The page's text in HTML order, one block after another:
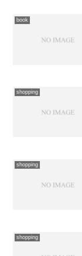
book
shopping
shopping
shopping